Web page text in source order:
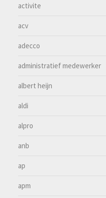
activite
acv
adecco
administratief medewerker
albert heijn
aldi
alpro
anb
ap
apm